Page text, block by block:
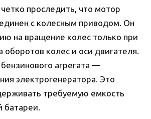
проследить, что мотор
с колесным приводом. Он
на вращение колес только при
оборотов колес и оси двигателя.
агрегата —
электрогенератора. Это
требуемую емкость
батареи.